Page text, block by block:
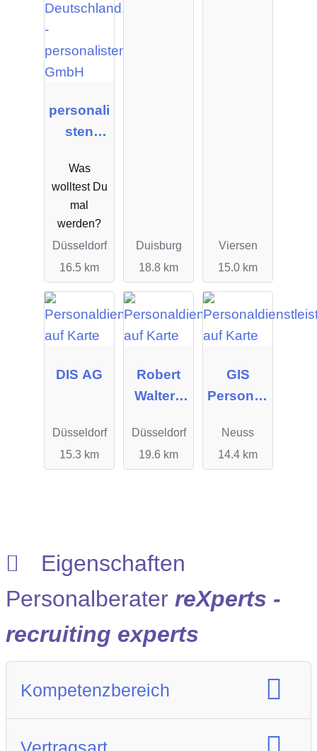
personali
sten
Was
wolltest Du
mal
werden?
Düsseldorf
16.5 km
Duisburg
18.8 km
Viersen
15.0 km
DIS AG
Düsseldorf
15.3 km
Robert
Walters
GmbH
Düsseldorf
19.6 km
GIS
Personall
GmbH
Neuss
14.4 km
Eigenschaften
Personalberater reXperts -
recruiting experts
Kompetenzbereich